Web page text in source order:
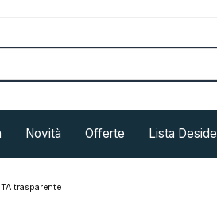
Novità Offerte Lista
trasparente